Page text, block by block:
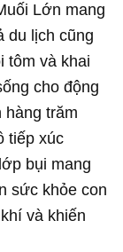
Lớn mang
du lịch cũng
tôm và khai
cho động
hàng trăm
tiếp xúc
bụi mang
sức khỏe con
và khiến